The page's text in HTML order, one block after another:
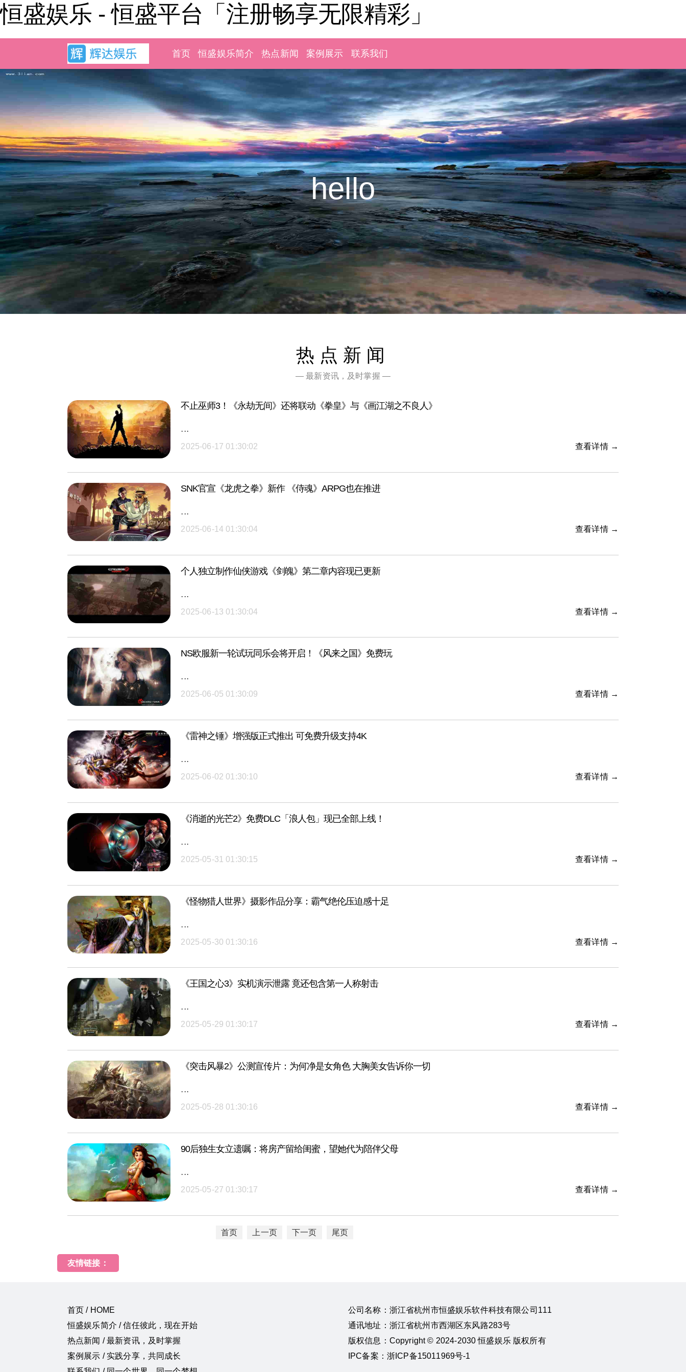
恒盛娱乐 - 恒盛平台「注册畅享无限精彩」
首页 恒盛娱乐简介 热点新闻 案例展示 联系我们
hello
热点新闻
— 最新资讯，及时掌握 —
不止巫师3！《永劫无间》还将联动《拳皇》与《画江湖之不良人》
···
2025-06-17 01:30:02
查看详情 →
SNK官宣《龙虎之拳》新作 《侍魂》ARPG也在推进
···
2025-06-14 01:30:04
查看详情 →
个人独立制作仙侠游戏《剑魄》第二章内容现已更新
···
2025-06-13 01:30:04
查看详情 →
NS欧服新一轮试玩同乐会将开启！《风来之国》免费玩
···
2025-06-05 01:30:09
查看详情 →
《雷神之锤》增强版正式推出 可免费升级支持4K
···
2025-06-02 01:30:10
查看详情 →
《消逝的光芒2》免费DLC「浪人包」现已全部上线！
···
2025-05-31 01:30:15
查看详情 →
《怪物猎人世界》摄影作品分享：霸气绝伦压迫感十足
···
2025-05-30 01:30:16
查看详情 →
《王国之心3》实机演示泄露 竟还包含第一人称射击
···
2025-05-29 01:30:17
查看详情 →
《突击风暴2》公测宣传片：为何净是女角色 大胸美女告诉你一切
···
2025-05-28 01:30:16
查看详情 →
90后独生女立遗嘱：将房产留给闺蜜，望她代为陪伴父母
···
2025-05-27 01:30:17
查看详情 →
首页 上一页 下一页 尾页
友情链接：
首页 / HOME
恒盛娱乐简介 / 信任彼此，现在开始
热点新闻 / 最新资讯，及时掌握
案例展示 / 实践分享，共同成长
公司名称：浙江省杭州市恒盛娱乐软件科技有限公司111
通讯地址：浙江省杭州市西湖区东风路283号
版权信息：Copyright © 2024-2030 恒盛娱乐 版权所有
IPC备案：浙ICP备15011969号-1